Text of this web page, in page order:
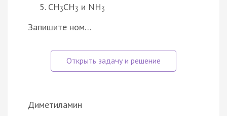
CH3CH3 и NH3
Запишите ном…
Диметиламин